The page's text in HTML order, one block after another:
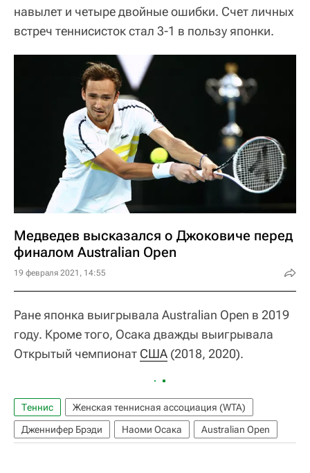
навылет и четыре двойные ошибки. Счет личных
встреч теннисисток стал 3-1 в пользу японки.
Медведев высказался о Джоковиче перед
финалом Australian Open
19 февраля 2021, 14:55
Ране японка выигрывала Australian Open в 2019
году. Кроме того, Осака дважды выигрывала
Открытый чемпионат США (2018, 2020).
Теннис
Женская теннисная ассоциация (WTA)
Дженнифер Брэди
Наоми Осака Australian Open